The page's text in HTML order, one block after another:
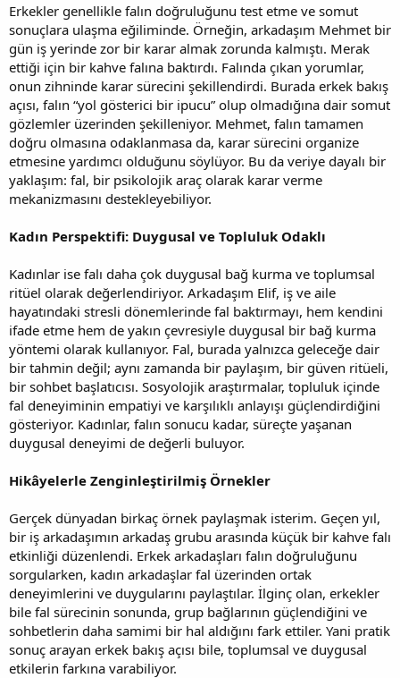
Erkekler genellikle falın doğruluğunu test etme ve somut
sonuçlara ulaşma eğiliminde. Örneğin, arkadaşım Mehmet bir
gün iş yerinde zor bir karar almak zorunda kalmıştı. Merak
ettiği için bir kahve falına baktırdı. Falında çıkan yorumlar,
onun zihninde karar sürecini şekillendirdi. Burada erkek bakış
açısı, falın “yol gösterici bir ipucu” olup olmadığına dair somut
gözlemler üzerinden şekilleniyor. Mehmet, falın tamamen
doğru olmasına odaklanmasa da, karar sürecini organize
etmesine yardımcı olduğunu söylüyor. Bu da veriye dayalı bir
yaklaşım: fal, bir psikolojik araç olarak karar verme
mekanizmasını destekleyebiliyor.
Kadın Perspektifi: Duygusal ve Topluluk Odaklı
Kadınlar ise falı daha çok duygusal bağ kurma ve toplumsal
ritüel olarak değerlendiriyor. Arkadaşım Elif, iş ve aile
hayatındaki stresli dönemlerinde fal baktırmayı, hem kendini
ifade etme hem de yakın çevresiyle duygusal bir bağ kurma
yöntemi olarak kullanıyor. Fal, burada yalnızca geleceğe dair
bir tahmin değil; aynı zamanda bir paylaşım, bir güven ritüeli,
bir sohbet başlatıcısı. Sosyolojik araştırmalar, topluluk içinde
fal deneyiminin empatiyi ve karşılıklı anlayışı güçlendirdiğini
gösteriyor. Kadınlar, falın sonucu kadar, süreçte yaşanan
duygusal deneyimi de değerli buluyor.
Hikâyelerle Zenginleştirilmiş Örnekler
Gerçek dünyadan birkaç örnek paylaşmak isterim. Geçen yıl,
bir iş arkadaşımın arkadaş grubu arasında küçük bir kahve falı
etkinliği düzenlendi. Erkek arkadaşları falın doğruluğunu
sorgularken, kadın arkadaşlar fal üzerinden ortak
deneyimlerini ve duygularını paylaştılar. İlginç olan, erkekler
bile fal sürecinin sonunda, grup bağlarının güçlendiğini ve
sohbetlerin daha samimi bir hal aldığını fark ettiler. Yani pratik
sonuç arayan erkek bakış açısı bile, toplumsal ve duygusal
etkilerin farkına varabiliyor.